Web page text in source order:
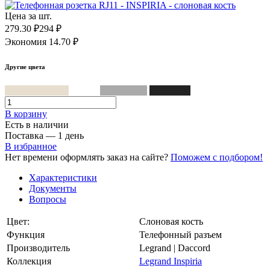
Цена за шт.
279.30 ₽294 ₽
Экономия 14.70 ₽
Другие цвета
В корзинy
Есть в наличии
Поставка — 1 день
В избранное
Нет времени оформлять заказ на сайте? Поможем с подбором!
Характеристики
Документы
Вопросы
Цвет:
Слоновая кость
Функция
Телефонный разъем
Производитель
Legrand | Daccord
Коллекция
Legrand Inspiria